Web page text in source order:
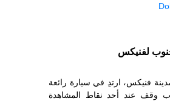
لفنيكس
فنيكس، ارتدِ في سيارة رائعة
وقف عند أحد نقاط المشاهدة